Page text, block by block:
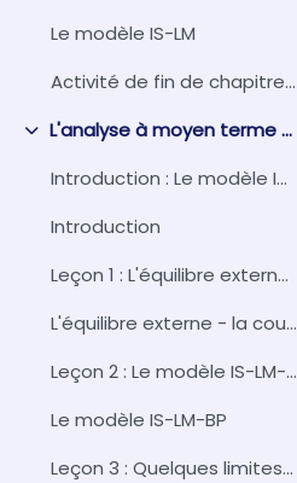
Le modèle IS-LM
Activité de fin de chapitre : L'analyse à moyen terme en économie fermée
Replier
L'analyse à moyen terme en économie fermée
Introduction : Le modèle IS-LM en économie ouverte (vidéocours)
Introduction
Leçon 1 : L'équilibre externe - la courbe BP (vidéocours)
L'équilibre externe - la courbe BP
Leçon 2 : Le modèle IS-LM-BP (vidéocours)
Le modèle IS-LM-BP
Leçon 3 : Quelques limites du modèle IS-LM-BP (vidéocours)